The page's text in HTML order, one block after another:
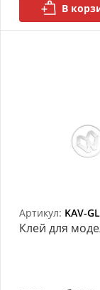
Полки под
Рейки
Шпон
В
Артикул: KAV-
Клей для